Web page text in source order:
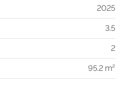
2025
3.5
2
95.2 m²